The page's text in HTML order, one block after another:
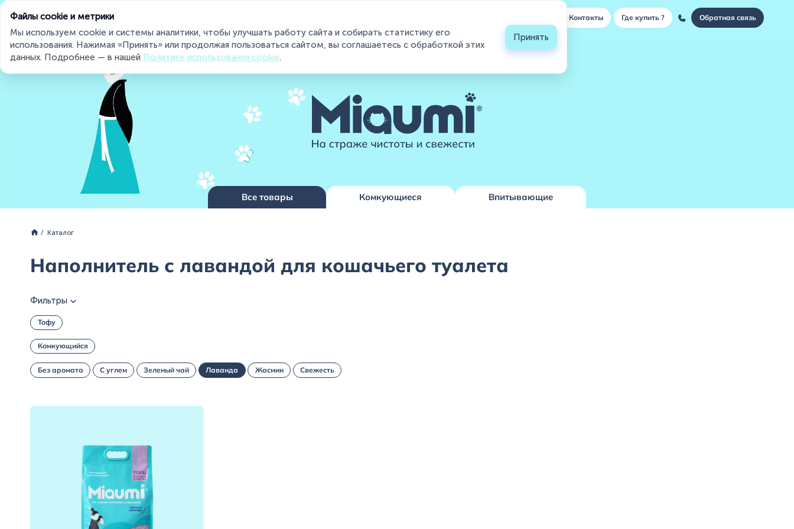
Контакты Где купить ? Обратная связь
Miaumi® на страже чистоты и свежести
Каталог
О бренде
Контакты
Где купить ?
+7 (495) 223-95-39
Все товары Комкующиеся Впитывающие
Каталог
Наполнитель с лавандой для кошачьего туалета
Фильтры
Тофу
Комкующийся
Без аромата С углем Зеленый чай Лаванда Жасмин Свежесть
Файлы cookie и метрики
Мы используем cookie и системы аналитики, чтобы улучшать работу сайта и собирать статистику его
использования. Нажимая «Принять» или продолжая пользоваться сайтом, вы соглашаетесь с обработкой этих
данных. Подробнее — в нашей Политике использования cookie.
Принять